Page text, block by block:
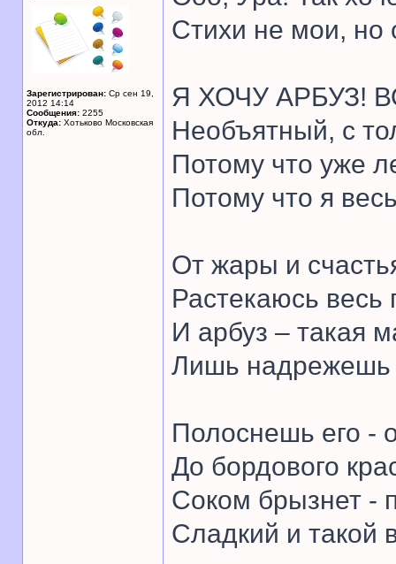
Зарегистрирован: Ср сен 19,
2012 14:14
Сообщения: 2255
Откуда: Хотьково Московская
обл.
Стихи не мои, но
Я ХОЧУ АРБУЗ!
Необъятный, с
Потому что уже
Потому что я
От жары и
Растекаюсь весь
И арбуз – такая
Лишь надрежешь
Полоснешь его -
До бордового
Соком брызнет -
Сладкий и такой